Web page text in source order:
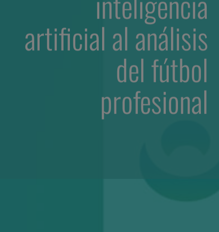
artificial al análisis
del fútbol
profesional